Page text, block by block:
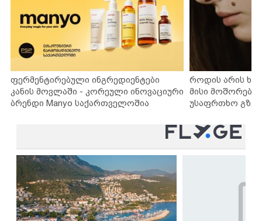
ფერმენტირებული ინგრედიენტები
კანის მოვლაში - კორეული ინოვაციური
ბრენდი Manyo საქართველოშია
როდის არის
მისი
უსაფრთხო